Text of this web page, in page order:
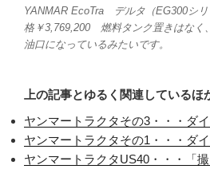
YANMAR EcoTra デルタ（EG300シ
格￥3,769,200 燃料タンク置きはなく
油口になっているみたいです。
上の記事とゆるく関連しているほ
ヤンマートラクタその3・・・ダ
ヤンマートラクタその1・・・ダ
ヤンマートラクタUS40・・・「撮